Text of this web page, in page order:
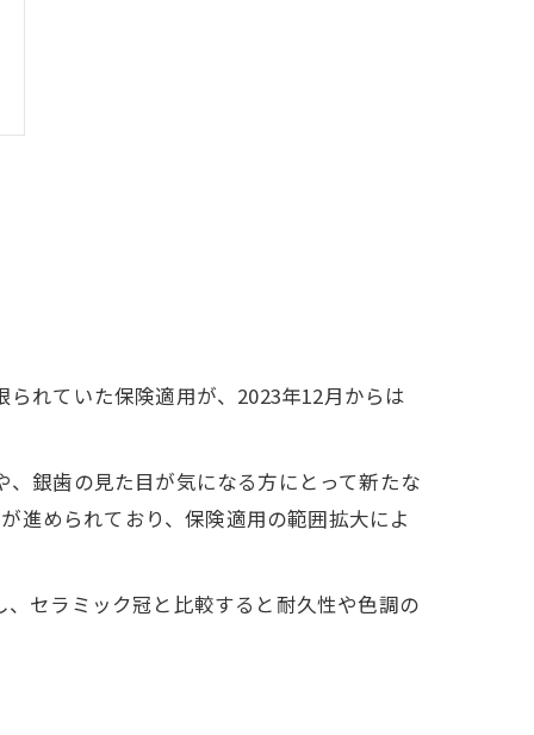
れていた保険適用が、2023年12月からは
銀歯の見た目が気になる方にとって新たな
進められており、保険適用の範囲拡大によ
セラミック冠と比較すると耐久性や色調の